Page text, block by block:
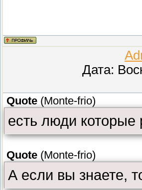
Дата:
Quote (Monte-frio)
есть люди которые
Quote (Monte-frio)
А если вы знаете,